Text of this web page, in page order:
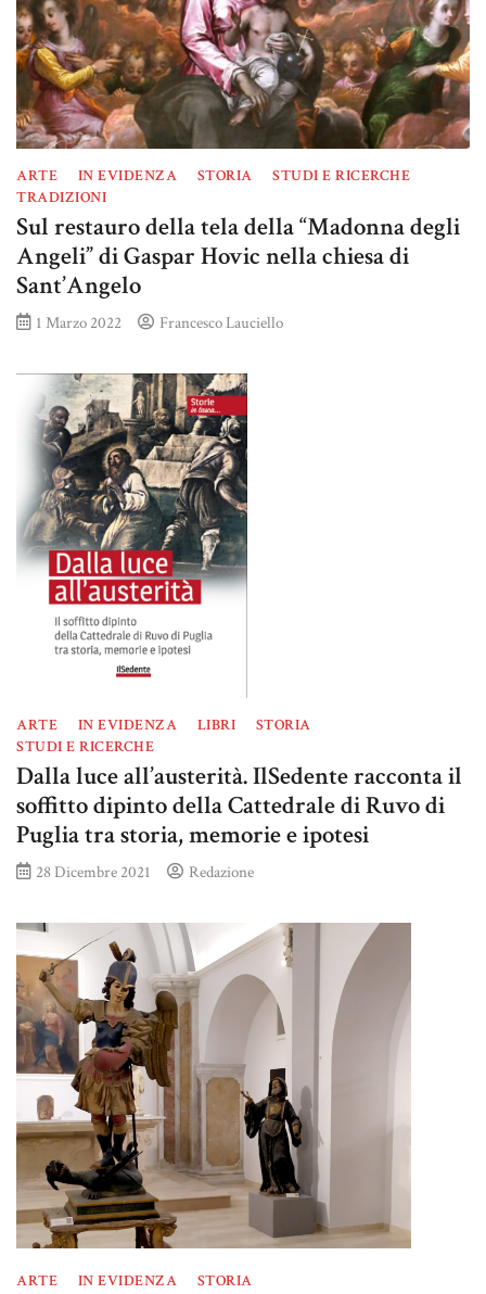
ARTE IN EVIDENZA STORIA
STUDI E RICERCHE
TRADIZIONI
Sul restauro della tela della “Madonna degli
Angeli” di Gaspar Hovic nella chiesa di
Sant’Angelo
1 Marzo 2022 Francesco Lauciello
ARTE IN EVIDENZA LIBRI
STORIA
STUDI E RICERCHE
Dalla luce all’austerità. IlSedente racconta il
soffitto dipinto della Cattedrale di Ruvo di
Puglia tra storia, memorie e ipotesi
28 Dicembre 2021 Redazione
ARTE IN EVIDENZA STORIA